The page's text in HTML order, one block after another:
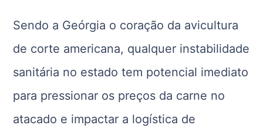
Sendo a Geórgia o coração da avicultura
de corte americana, qualquer instabilidade
sanitária no estado tem potencial imediato
para pressionar os preços da carne no
atacado e impactar a logística de